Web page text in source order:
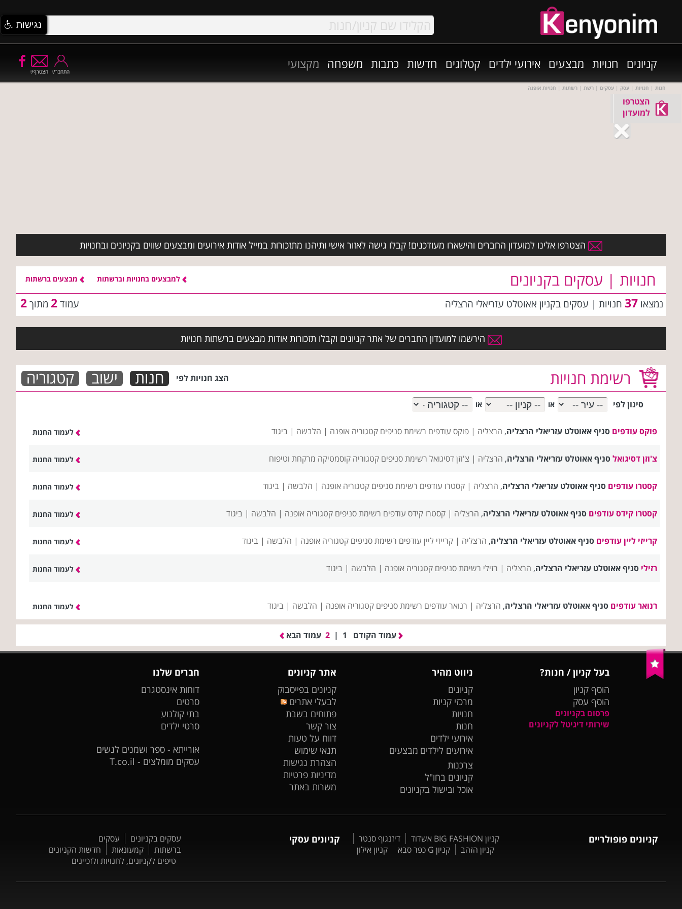
קניונים חנויות מבצעים אירועי ילדים קטלוגים חדשות כתבות משפחה מקצועי
הצטרף/י התחבר/י
חנות | חנויות | עסק | עסקים | רשת | רשתות | חנויות אופנה
הצטרפו אלינו למועדון החברים והישארו מעודכנים! קבלו גישה לאזור אישי ותיהנו מתזכורות במייל אודות אירועים ומבצעים שווים בקניונים ובחנויות
הצטרפו
למועדון
חנויות | עסקים בקניונים למבצעים בחנויות וברשתות מבצעים ברשתות
עמוד2 מתוך2 נמצאו 37 חנויות | עסקים בקניון אאוטלט עזריאלי הרצליה
הירשמו למועדון החברים של אתר קניונים וקבלו תזכורות אודות מבצעים ברשתות חנויות
רשימת חנויות הצג חנויות לפי חנות ישוב קטגוריה
סינון לפי או או
פוקס עודפים סניף אאוטלט עזריאלי הרצליה, הרצליה |פוקס עודפים רשימת סניפים קטגוריה אופנה | הלבשה | ביגוד לעמוד החנות
צ'וזן דסיגואלסניף אאוטלט עזריאלי הרצליה, הרצליה | צ'וזן דסיגואל רשימת סניפים קטגוריה קוסמטיקה מרקחת וטיפוח לעמוד החנות
קסטרו עודפים סניף אאוטלט עזריאלי הרצליה, הרצליה |קסטרו עודפים רשימת סניפים קטגוריה אופנה | הלבשה | ביגוד לעמוד החנות
קסטרו קידס עודפים סניף אאוטלט עזריאלי הרצליה, הרצליה |קסטרו קידס עודפים רשימת סניפים קטגוריה אופנה | הלבשה | ביגוד לעמוד החנות
קרייזי ליין עודפים סניף אאוטלט עזריאלי הרצליה, הרצליה |קרייזי ליין עודפים רשימת סניפים קטגוריה אופנה | הלבשה | ביגוד לעמוד החנות
רזילי סניף אאוטלט עזריאלי הרצליה, הרצליה | רזילי רשימת סניפים קטגוריה אופנה | הלבשה | ביגוד לעמוד החנות
רנואר עודפים סניף אאוטלט עזריאלי הרצליה, הרצליה | רנואר עודפים רשימת סניפים קטגוריה אופנה | הלבשה | ביגוד לעמוד החנות
עמוד הקודם |
2 עמוד הבא
בעל קניון / חנות?
הוסף קניון
הוסף עסק
פרסום בקניונים
שירותי דיגיטל לקניונים
ניווט מהיר
קניונים
מרכזי קניות
חנויות
חנות
אירועי ילדים
אירועים לילדים מבצעים
צרכנות
קניונים בחו"ל
אוכל ובישול בקניונים
אתר קניונים
קניונים בפייסבוק
לבעלי אתרים
פתוחים בשבת
צור קשר
דווח על טעות
תנאי שימוש
הצהרת נגישות
מדיניות פרטיות
משרות באתר
חברים שלנו
דוחות אינסטגרם
סרטים
בתי קולנוע
סרטי ילדים
אורייתא - ספר ושמנים לנשים
עסקים מומלצים - T.co.il
קניונים פופולריים קניון BIG FASHION אשדוד
דיזנגוף סנטר
קניון הזהב
קניון G כפר סבא קניון אילון
קניונים עסקי עסקים בקניונים
עסקים
ברשתות
קמעונאות
חדשות הקניונים
טיפים לקניונים, לחנויות ולזכיינים
נגישות